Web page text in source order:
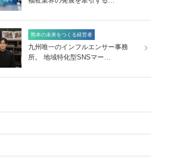
熊本の未来をつくる経営者
九州唯一のインフルエンサー事務
所。 地域特化型SNSマー…